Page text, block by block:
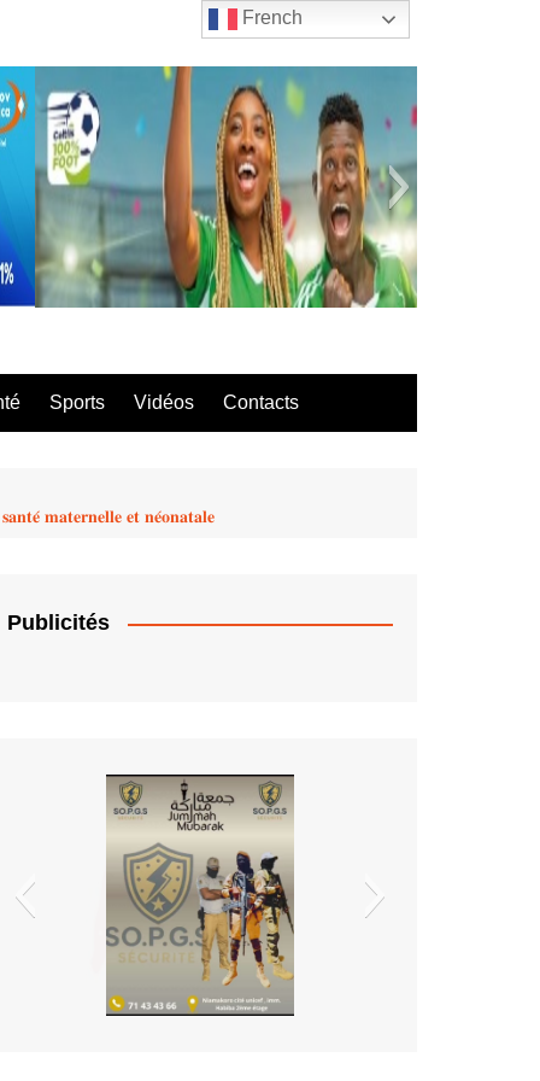
Sports Vidéos Contacts
𝐦𝐚𝐭𝐞𝐫𝐧𝐞𝐥𝐥𝐞 𝐞𝐭 𝐧𝐞́𝐨𝐧𝐚𝐭𝐚𝐥𝐞
Publicités
French